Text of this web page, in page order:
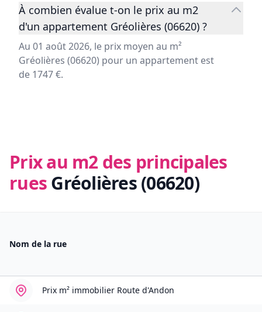
À combien évalue t-on le prix au m2
d'un appartement Gréolières (06620) ?
Au 01 août 2026, le prix moyen au m²
Gréolières (06620) pour un appartement est
de 1747 €.
Prix au m2 des principales
ruesGréolières (06620)
Nom de la rue
Prix m² immobilier Route d'Andon